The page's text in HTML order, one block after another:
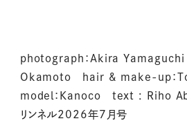
photograph：Akira
Okamoto hair & make-up：
model：Kanoco text : Riho
リンネル2026年7月号